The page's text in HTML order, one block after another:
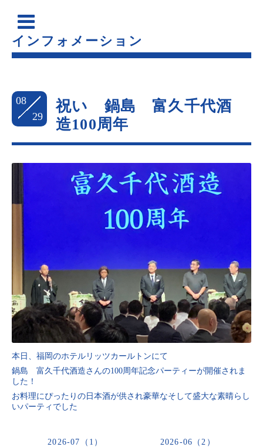
インフォメーション
08
29
祝い 鍋島 富久千代酒
造100周年
本日、福岡のホテルリッツカールトンにて
鍋島 富久千代酒造さんの100周年記念パーティーが開催されま
した！
お料理にぴったりの日本酒が供され豪華なそして盛大な素晴らし
いパーティでした
2026-07（1） 2026-06（2）